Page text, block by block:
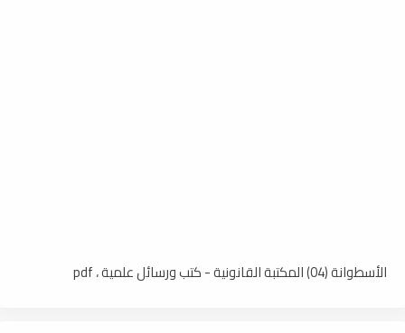
الأسطوانة (04) المكتبة القانونية - كتب ورسائل علمية ، pdf